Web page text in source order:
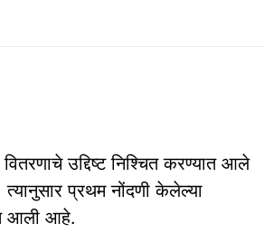
उद्दिष्ट निश्चित करण्यात आले
त्यानुसार प्रथम नोंदणी केलेल्या
आली आहे.